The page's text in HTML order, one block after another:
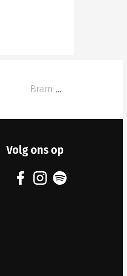
Bram Van Breda
Volg ons op
FacebookInstagram
Spotify